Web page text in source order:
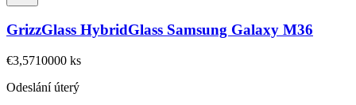
GrizzGlass HybridGlass Samsung Galaxy M36
€3,5710000 ks
Odeslání úterý